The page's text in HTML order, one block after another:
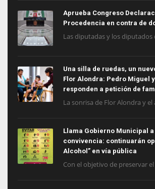
Aprueba Congreso
Procedencia en contra de
Las diputadas y los diputados
Una silla de ruedas, un
Flor Alondra: Pedro Miguel
responden a petición de
La sonrisa de Flor Alondra y el
Llama Gobierno Municipal a
convivencia: continuarán
Alcohol” en vía pública
Con el objetivo de preservar